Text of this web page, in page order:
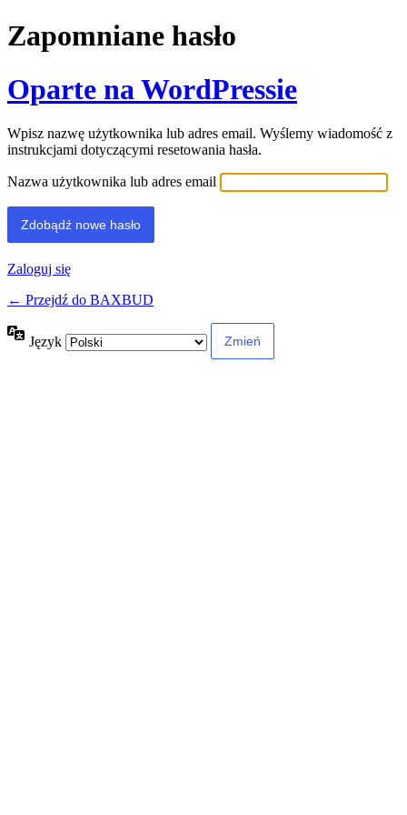
Zapomniane hasło
Oparte na WordPressie
Wpisz nazwę użytkownika lub adres email. Wyślemy wiadomość z
instrukcjami dotyczącymi resetowania hasła.
Nazwa użytkownika lub adres email
Zaloguj się
← Przejdź do BAXBUD
Język